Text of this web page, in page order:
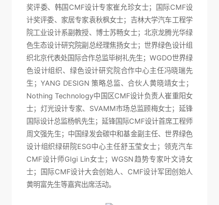
奖评委、韩国CMF设计专家崔允珍女士；国际CMF设
计奖评委、家居专家袁秋枫女士；吉林大学汽车工程学
院工业设计系副教授、博士苏畅女士；北京龙腾光华绿
色生态设计研究院副总经理焦扬女士；世界绿色设计组
织北京代表处国际合作总监毕树礼先生；WGDO世界绿
色设计组织、绿色设计研究院合作中心主任冯晓瑞先
生；YANG DESIGN 策略总监、合伙人黄晓靖女士；
Nothing Technology中国区CMF设计负责人崔重阳女
士；灯光设计专家、SVAMM市场总监顾梅女士；延锋
国际设计总监杨帆先生；延锋国际CMF设计首席工程师
周文强先生；中国绿发会碳中和基金副主任、世界绿色
设计组织绿研院ESG中心主任舒玉莹女士；领克汽车
CMF设计师GIgi Lin女士；WGSN趋势专家叶文诗女
士；国际CMF设计大会创始人、CMF设计军团创始人
黄明富先生等嘉宾出席活动。